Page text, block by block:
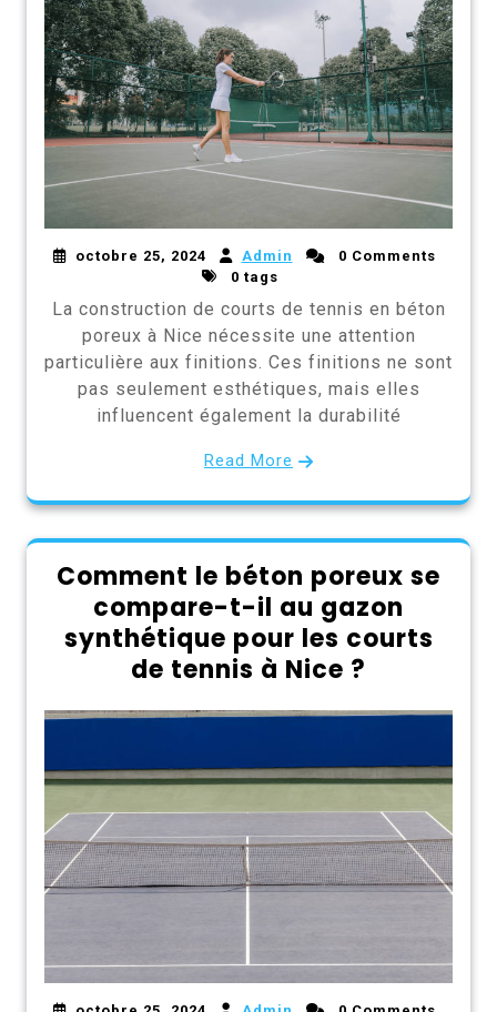
octobre 25, 2024 Admin
0 Comments
0 tags
La construction de courts de tennis en béton
poreux à Nice nécessite une attention
particulière aux finitions. Ces finitions ne sont
pas seulement esthétiques, mais elles
influencent également la durabilité
Read More
Comment le béton poreux se
compare-t-il au gazon
synthétique pour les courts
de tennis à Nice ?